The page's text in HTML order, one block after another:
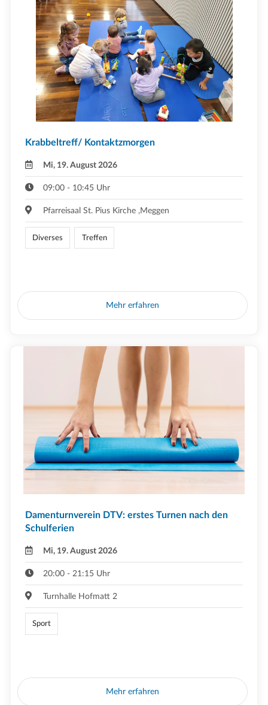
Krabbeltreff/ Kontaktzmorgen
Mi, 19. August 2026
09:00 - 10:45 Uhr
Pfarreisaal St. Pius Kirche ,Meggen
Diverses Treffen
Mehr erfahren
Damenturnverein DTV: erstes Turnen nach den
Schulferien
Mi, 19. August 2026
20:00 - 21:15 Uhr
Turnhalle Hofmatt 2
Sport
Mehr erfahren